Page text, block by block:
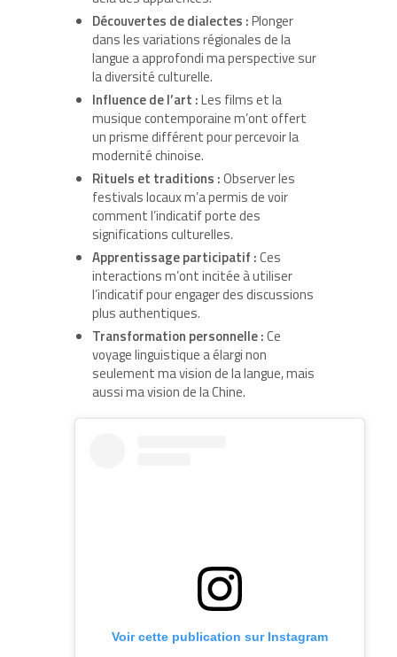
Découvertes de dialectes :Plonger
dans les variations régionales de la
langue a approfondi ma perspective sur
la diversité culturelle.
Influence de l’art :Les films et la
musique contemporaine m’ont offert
un prisme différent pour percevoir la
modernité chinoise.
Rituels et traditions :Observer les
festivals locaux m’a permis de voir
comment l’indicatif porte des
significations culturelles.
Apprentissage participatif :Ces
interactions m’ont incitée à utiliser
l’indicatif pour engager des discussions
plus authentiques.
Transformation personnelle :Ce
voyage linguistique a élargi non
seulement ma vision de la langue, mais
aussi ma vision de la Chine.
Voir cette publication sur Instagram